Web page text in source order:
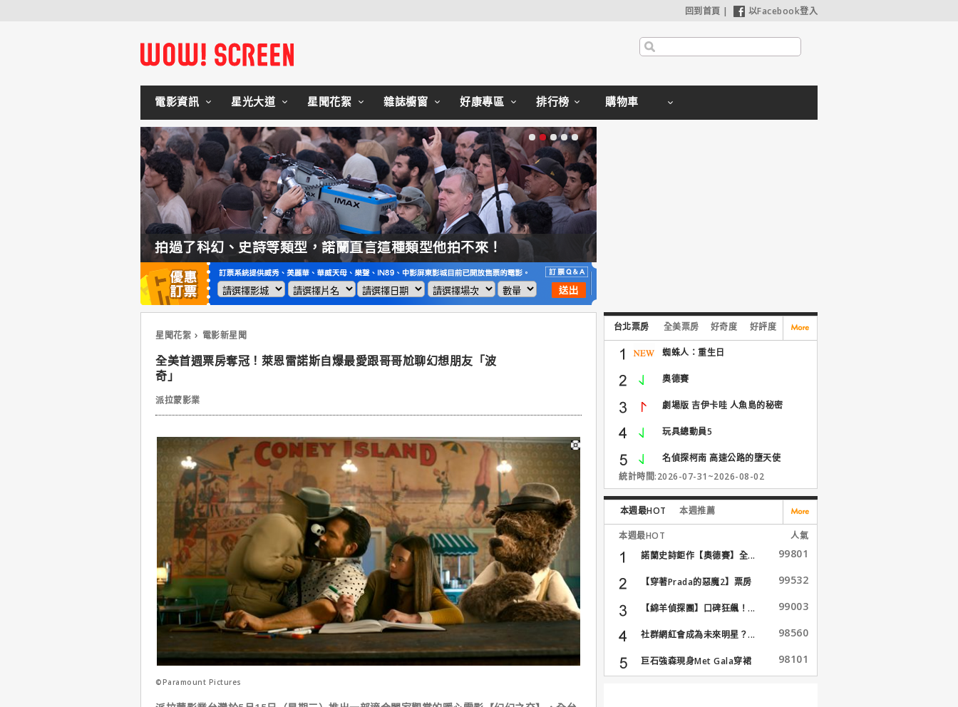
回到首頁 | 以Facebook登入
電影資訊 星光大道 星聞花絮 雜誌櫥窗 好康專區 排行榜 購物車
拍過了科幻、史詩等類型，諾蘭直言這種類型他拍不來！
星聞花絮 電影新星聞
全美首週票房奪冠！萊恩雷諾斯自爆最愛跟哥哥尬聊幻想朋友「波
奇」
派拉蒙影業
©Paramount Pictures
台北票房 全美票房 好奇度 好評度
蜘蛛人：重生日
奧德賽
劇場版 吉伊卡哇 人魚島的秘密
玩具總動員5
名偵探柯南 高速公路的墮天使
統計時間:2026-07-31~2026-08-02
本週最HOT 本週推薦
本週最HOT
人氣
諾蘭史詩鉅作【奧德賽】全...
99801
【穿著Prada的惡魔2】票房
99532
【綿羊偵探團】口碑狂飆！... 99003
社群網紅會成為未來明星？... 98560
巨石強森現身Met Gala穿裙
子...
98101